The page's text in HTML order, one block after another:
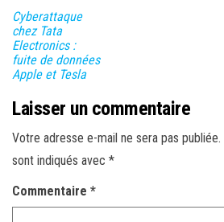
Cyberattaque
chez Tata
Electronics :
fuite de données
Apple et Tesla
Laisser un commentaire
Votre adresse e-mail ne sera pas publiée.
sont indiqués avec *
Commentaire *